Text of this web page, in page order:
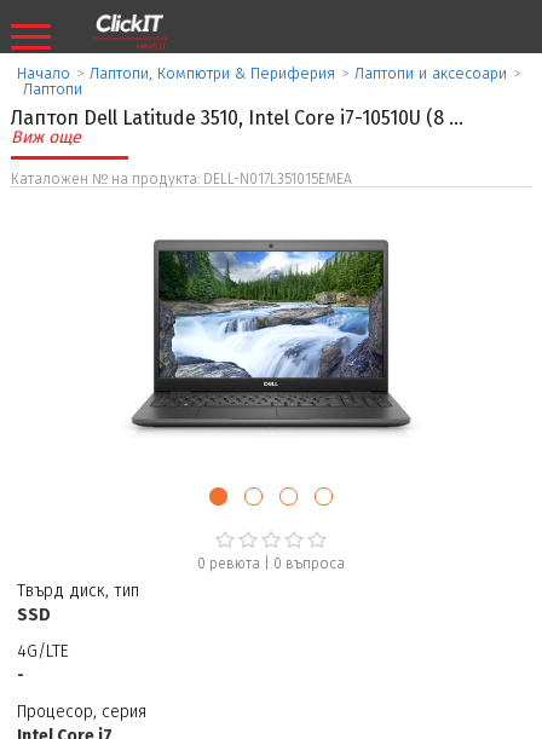
Начало > Лаптопи, Компютри & Периферия > Лаптопи и аксесоари >
Лаптопи
Лаптоп Dell Latitude 3510, Intel Core i7-10510U (8 ...
Виж още
Каталожен № на продукта: DELL-N017L351015EMEA
0 ревюта| 0 въпроса
Твърд диск, тип
SSD
4G/LTE
-
Процесор, серия